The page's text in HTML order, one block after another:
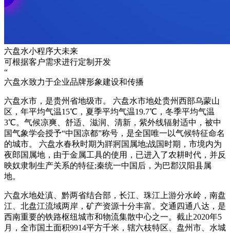
六盘水小程序大未来
可根据客户需求进行定制开发
“
六盘水致力于企业品牌形象建设和传播
六盘水市，是贵州省地级市。 六盘水市地处贵州西部乌蒙山
区，年平均气温15℃，夏季平均气温19.7℃，冬季平均气温
3℃。气候凉爽、舒适、滋润、清新，紫外线辐射适中，被中
国气象学会授予“中国凉都”称号，是全国唯一以气候特征命名
的城市。 六盘水春秋时期为牂牁国属地;战国时期，市境内为
夜郎国属地，由于金属工具的使用，已进入了农耕时代，并反
映奴隶制生产关系的特征;秦统一中国后，为巴郡汉阳县属
地。
六盘水地处滇、黔两省结合部，长江、珠江上游分水岭，南盘
江、北盘江流域两岸，矿产资源十分丰富。交通四通八达，是
西南重要的铁路枢纽城市和物流集散中心之一。截止2020年5
月，全市国土面积9914平方千米，辖六枝特区、盘州市、水城